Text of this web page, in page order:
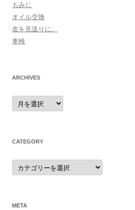
もみじ
オイル交換
友を見送りに。
車検
ARCHIVES
archives
CATEGORY
category
META